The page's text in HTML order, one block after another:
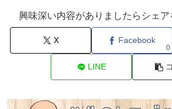
興味深い内容がありましたらシェア
X Facebook
0
LINE